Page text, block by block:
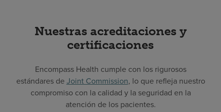
Nuestras acreditaciones y
certificaciones
Encompass Health cumple con los rigurosos
estándares de Joint Commission, lo que refleja nuestro
compromiso con la calidad y la seguridad en la
atención de los pacientes.